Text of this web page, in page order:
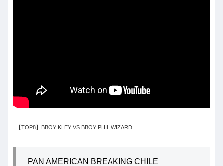
【TOP8】BBOY KLEY VS BBOY PHIL WIZARD
PAN AMERICAN BREAKING CHILE